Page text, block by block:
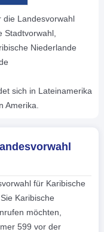
die Landesvorwahl
Stadtvorwahl,
Niederlande
sich in Lateinamerika
Amerika.
für Karibische
Karibische
möchten,
599 vor der